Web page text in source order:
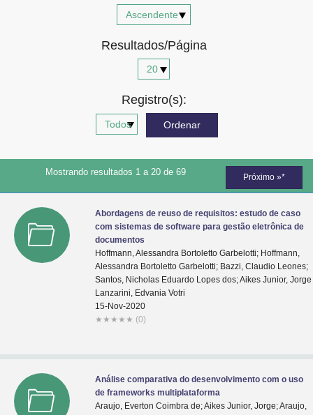
Resultados/Página
Registro(s):
Mostrando resultados 1 a 20 de 69 Próximo »*
Abordagens de reuso de requisitos: estudo de caso
com sistemas de software para gestão eletrônica de
documentos
Hoffmann, Alessandra Bortoletto Garbelotti; Hoffmann,
Alessandra Bortoletto Garbelotti; Bazzi, Claudio Leones;
Santos, Nicholas Eduardo Lopes dos; Aikes Junior, Jorge
Lanzarini, Edvania Votri
15-Nov-2020
★ ★ ★ ★ ★ (0)
Análise comparativa do desenvolvimento com o uso
de frameworks multiplataforma
Araujo, Everton Coimbra de; Aikes Junior, Jorge; Araujo,